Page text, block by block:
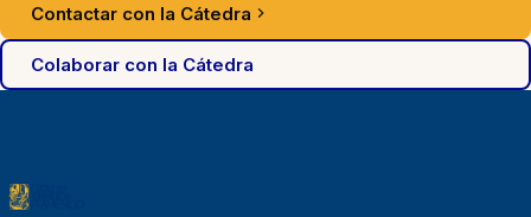
Contactar con la Cátedra
Colaborar con la Cátedra